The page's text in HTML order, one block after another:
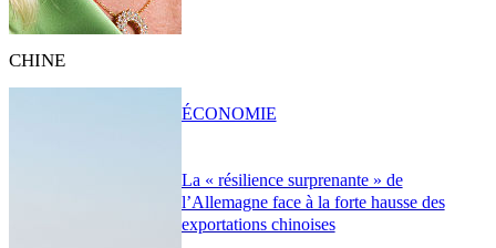
CHINE
La « résilience surprenante » de
l’Allemagne face à la forte hausse des
exportations chinoises
ÉCONOMIE